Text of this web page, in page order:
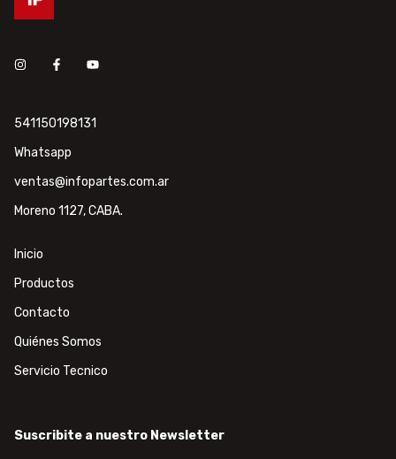
541150198131
Whatsapp
ventas@infopartes.com.ar
Moreno 1127, CABA.
Inicio
Productos
Contacto
Quiénes Somos
Servicio Tecnico
Suscribite a nuestro Newsletter